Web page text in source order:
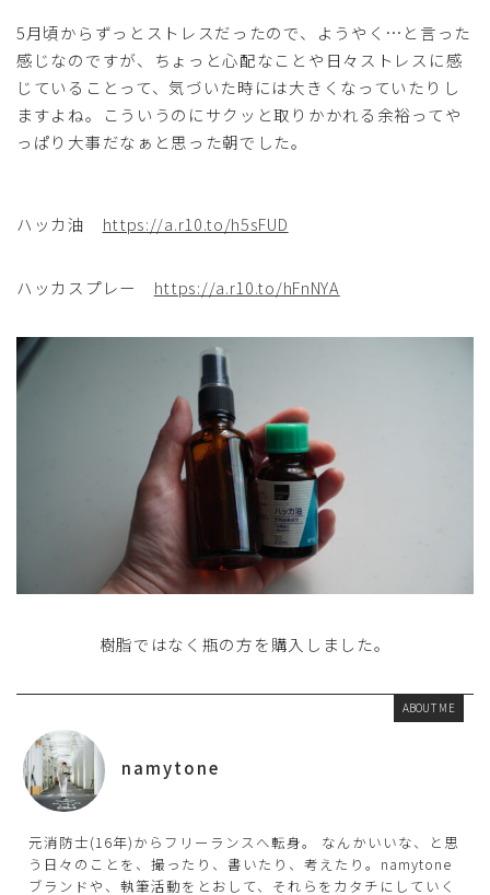
5月頃からずっとストレスだったので、ようやく…と言った
感じなのですが、ちょっと心配なことや日々ストレスに感
じていることって、気づいた時には大きくなっていたりし
ますよね。こういうのにサクッと取りかかれる余裕ってや
っぱり大事だなぁと思った朝でした。
ハッカ油 https://a.r10.to/h5sFUD
ハッカスプレー https://a.r10.to/hFnNYA
樹脂ではなく瓶の方を購入しました。
ABOUT ME
namytone
元消防士(16年)からフリーランスへ転身。 なんかいいな、と思
う日々のことを、撮ったり、書いたり、考えたり。namytone
ブランドや、執筆活動をとおして、それらをカタチにしていく